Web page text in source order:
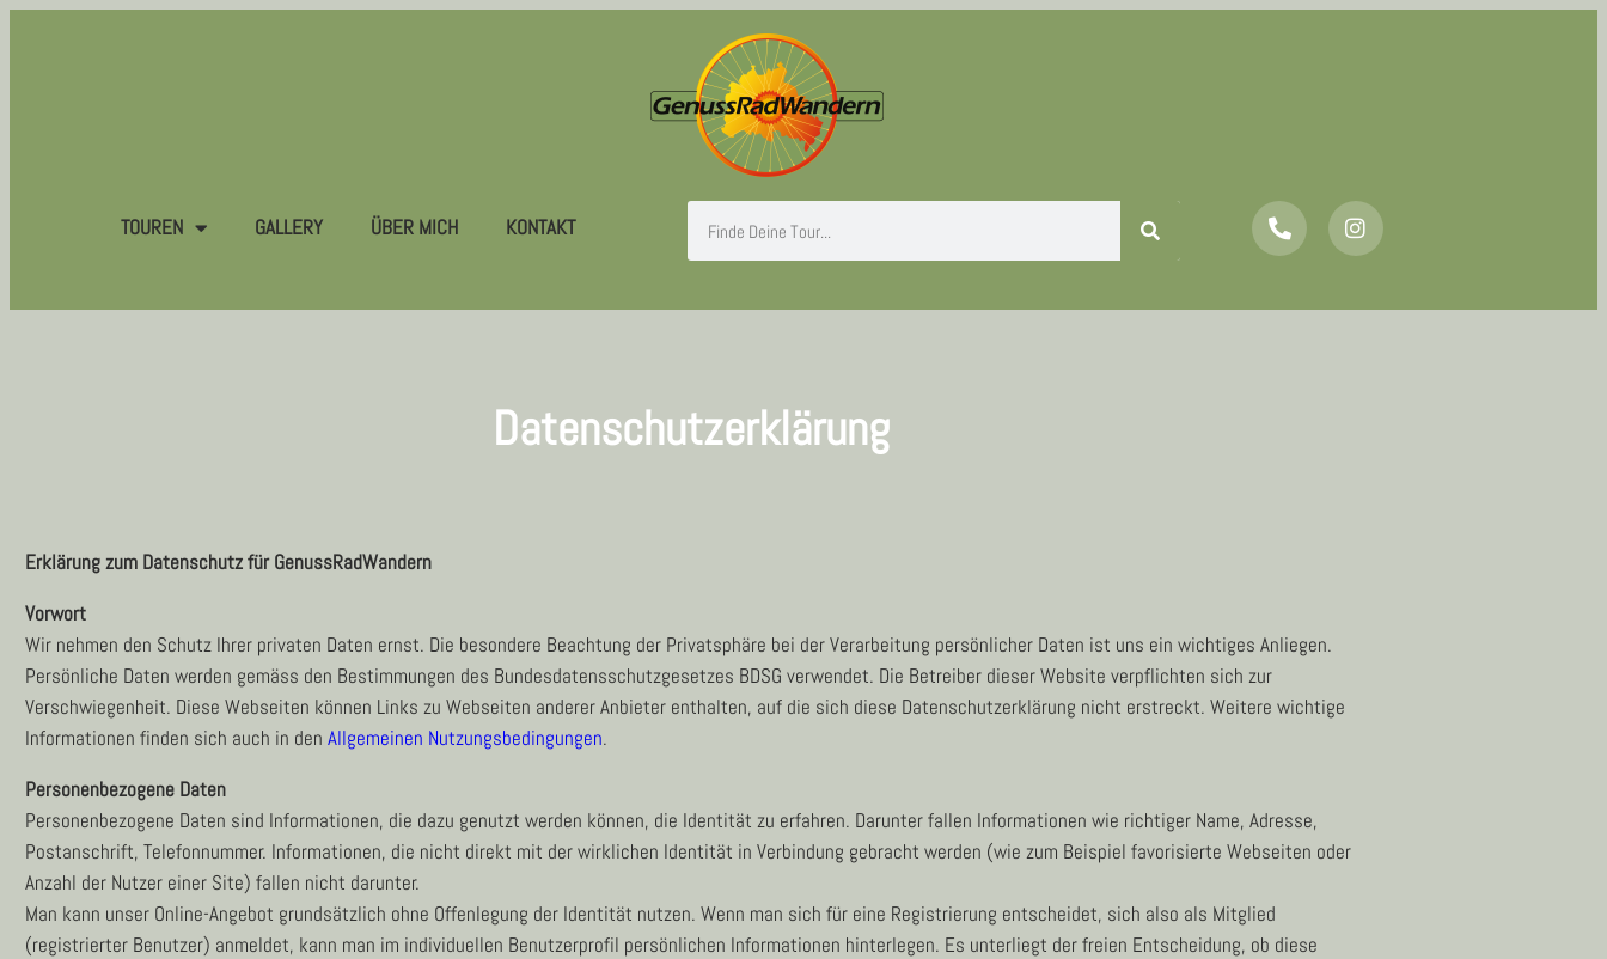
TOUREN GALLERY ÜBER MICH KONTAKT
Datenschutzerklärung
Erklärung zum Datenschutz für GenussRadWandern
Vorwort
Wir nehmen den Schutz Ihrer privaten Daten ernst. Die besondere Beachtung der Privatsphäre bei der Verarbeitung persönlicher Daten ist uns ein wichtiges Anliegen.
Persönliche Daten werden gemäss den Bestimmungen des Bundesdatensschutzgesetzes BDSG verwendet. Die Betreiber dieser Website verpflichten sich zur
Verschwiegenheit. Diese Webseiten können Links zu Webseiten anderer Anbieter enthalten, auf die sich diese Datenschutzerklärung nicht erstreckt. Weitere wichtige
Informationen finden sich auch in den Allgemeinen Nutzungsbedingungen.
Personenbezogene Daten
Personenbezogene Daten sind Informationen, die dazu genutzt werden können, die Identität zu erfahren. Darunter fallen Informationen wie richtiger Name, Adresse,
Postanschrift, Telefonnummer. Informationen, die nicht direkt mit der wirklichen Identität in Verbindung gebracht werden (wie zum Beispiel favorisierte Webseiten oder
Anzahl der Nutzer einer Site) fallen nicht darunter.
Man kann unser Online-Angebot grundsätzlich ohne Offenlegung der Identität nutzen. Wenn man sich für eine Registrierung entscheidet, sich also als Mitglied
(registrierter Benutzer) anmeldet, kann man im individuellen Benutzerprofil persönlichen Informationen hinterlegen. Es unterliegt der freien Entscheidung, ob diese